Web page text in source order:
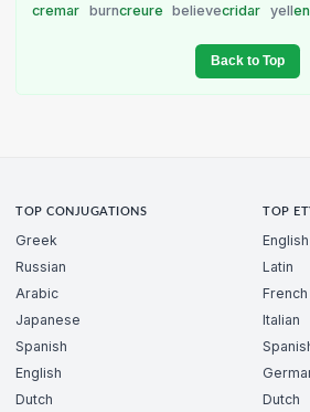
cremar burncreure believecridar yell
Back to Top
TOP CONJUGATIONS
Greek
Russian
Arabic
Japanese
Spanish
English
Dutch
TOP
English
Latin
French
Italian
Dutch